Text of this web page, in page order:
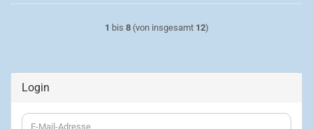
1 bis 8(von insgesamt 12)
Login
E-